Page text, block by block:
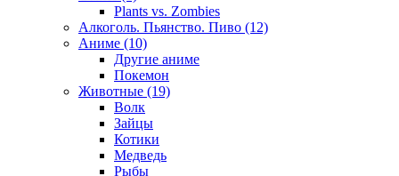
Plants vs. Zombies
Алкоголь. Пьянство. Пиво (12)
Аниме (10)
Другие аниме
Покемон
Животные (19)
Волк
Зайцы
Котики
Медведь
Рыбы